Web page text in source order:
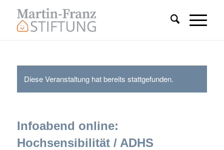
Diese Veranstaltung hat bereits stattgefunden.
Infoabend online:
Hochsensibilität / ADHS